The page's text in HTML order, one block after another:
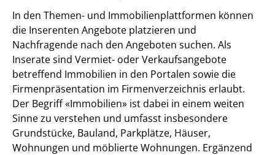
In den Themen- und Immobilienplattformen können
die Inserenten Angebote platzieren und
Nachfragende nach den Angeboten suchen. Als
Inserate sind Vermiet- oder Verkaufsangebote
betreffend Immobilien in den Portalen sowie die
Firmenpräsentation im Firmenverzeichnis erlaubt.
Der Begriff «Immobilien» ist dabei in einem weiten
Sinne zu verstehen und umfasst insbesondere
Grundstücke, Bauland, Parkplätze, Häuser,
Wohnungen und möblierte Wohnungen. Ergänzend